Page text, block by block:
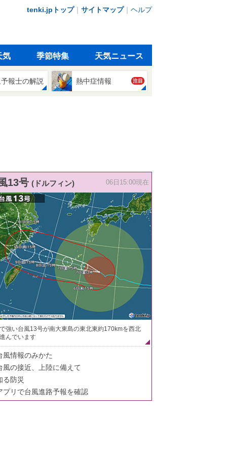
tenki.jpトップ｜ サイトマップ｜ ヘルプ
気 季節特集 天気ニュース
報士の解説 熱中症情報 注目
13号 (ドルフィン) 06日15:00現在
強い台風13号が南大東島の東北東約170kmを西北
んでいます
風情報のみかた
風の接近、上陸に備えて
る防災
プリで台風進路予報を確認